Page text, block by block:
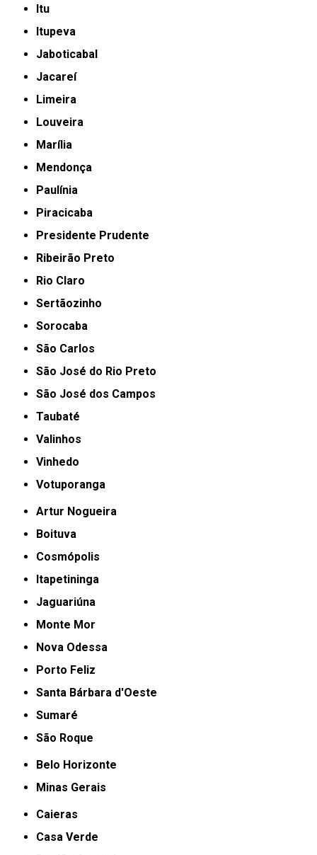
Itu
Itupeva
Jaboticabal
Jacareí
Limeira
Louveira
Marília
Mendonça
Paulínia
Piracicaba
Presidente Prudente
Ribeirão Preto
Rio Claro
Sertãozinho
Sorocaba
São Carlos
São José do Rio Preto
São José dos Campos
Taubaté
Valinhos
Vinhedo
Votuporanga
Artur Nogueira
Boituva
Cosmópolis
Itapetininga
Jaguariúna
Monte Mor
Nova Odessa
Porto Feliz
Santa Bárbara d'Oeste
Sumaré
São Roque
Belo Horizonte
Minas Gerais
Caieras
Casa Verde